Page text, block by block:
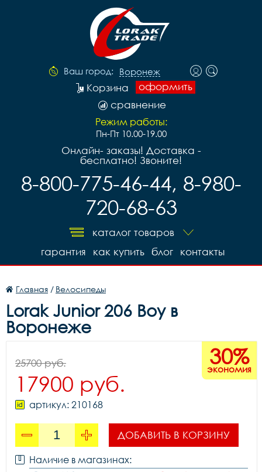
Ваш город: Воронеж
оформить
Корзина
сравнение
Режим работы:
Пн-Пт 10.00-19.00
Онлайн- заказы! Доставка -
бесплатно! Звоните!
8-800-775-46-44, 8-980-
720-68-63
каталог товаров
контакты
блог
как купить
гарантия
Главная / Велосипеды
Lorak Junior 206 Boy в
Воронеже
30%
экономия
25700 руб.
17900 руб.
артикул: 210168
ДОБАВИТЬ В КОРЗИНУ
Наличие в магазинах: